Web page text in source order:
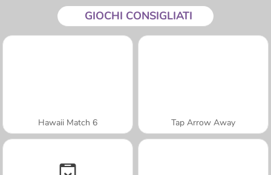
GIOCHI CONSIGLIATI
Hawaii Match 6 Tap Arrow Away